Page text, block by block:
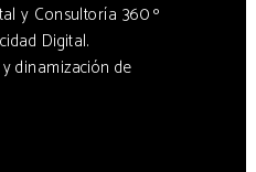
y Consultoría 360 º
Digital.
dinamización de